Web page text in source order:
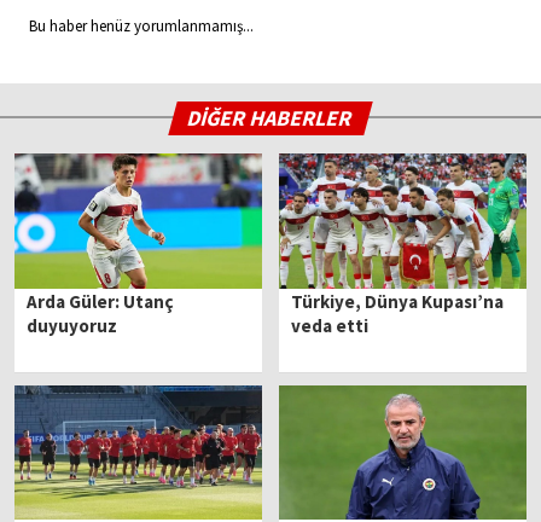
Bu haber henüz yorumlanmamış...
DİĞER HABERLER
Arda Güler: Utanç
duyuyoruz
Türkiye, Dünya Kupası’na
veda etti